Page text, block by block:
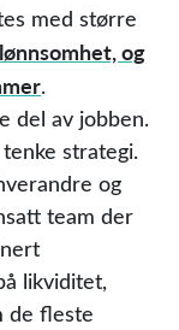
med større
og
.
del av jobben.
strategi.
og
team der
likviditet,
de fleste